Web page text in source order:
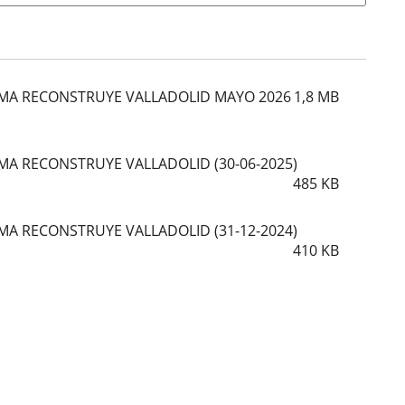
RECONSTRUYE VALLADOLID MAYO 20261,8 MB
RECONSTRUYE VALLADOLID (30-06-2025)
485 KB
RECONSTRUYE VALLADOLID (31-12-2024)
410 KB